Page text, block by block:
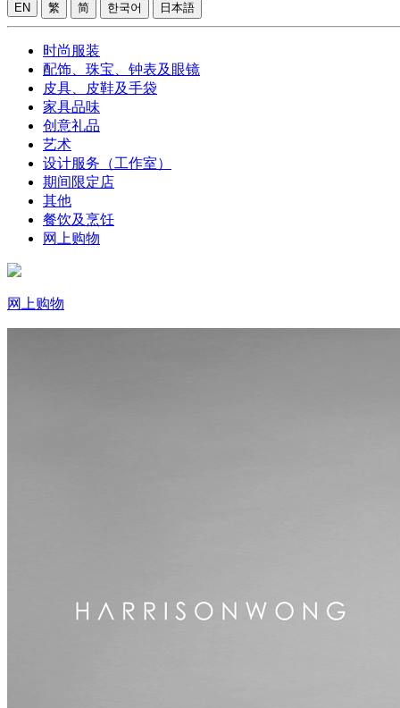
EN 繁 简 한국어 日本語
时尚服装
配饰、珠宝、钟表及眼镜
皮具、皮鞋及手袋
家具品味
创意礼品
艺术
设计服务（工作室）
期间限定店
其他
餐饮及烹饪
网上购物
网上购物